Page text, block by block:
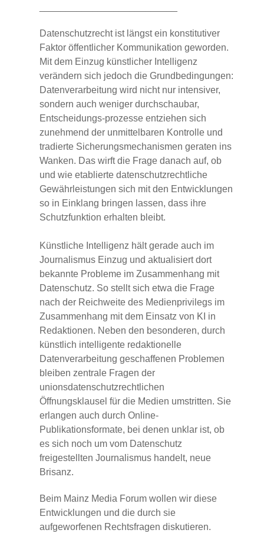
Datenschutzrecht ist längst ein konstitutiver
Faktor öffentlicher Kommunikation geworden.
Mit dem Einzug künstlicher Intelligenz
verändern sich jedoch die Grundbedingungen:
Datenverarbeitung wird nicht nur intensiver,
sondern auch weniger durchschaubar,
Entscheidungs-prozesse entziehen sich
zunehmend der unmittelbaren Kontrolle und
tradierte Sicherungsmechanismen geraten ins
Wanken. Das wirft die Frage danach auf, ob
und wie etablierte datenschutzrechtliche
Gewährleistungen sich mit den Entwicklungen
so in Einklang bringen lassen, dass ihre
Schutzfunktion erhalten bleibt.
Künstliche Intelligenz hält gerade auch im
Journalismus Einzug und aktualisiert dort
bekannte Probleme im Zusammenhang mit
Datenschutz. So stellt sich etwa die Frage
nach der Reichweite des Medienprivilegs im
Zusammenhang mit dem Einsatz von KI in
Redaktionen. Neben den besonderen, durch
künstlich intelligente redaktionelle
Datenverarbeitung geschaffenen Problemen
bleiben zentrale Fragen der
unionsdatenschutzrechtlichen
Öffnungsklausel für die Medien umstritten. Sie
erlangen auch durch Online-
Publikationsformate, bei denen unklar ist, ob
es sich noch um vom Datenschutz
freigestellten Journalismus handelt, neue
Brisanz.
Beim Mainz Media Forum wollen wir diese
Entwicklungen und die durch sie
aufgeworfenen Rechtsfragen diskutieren.